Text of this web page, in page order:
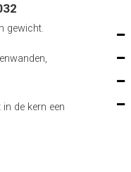
gewicht.
de kern een